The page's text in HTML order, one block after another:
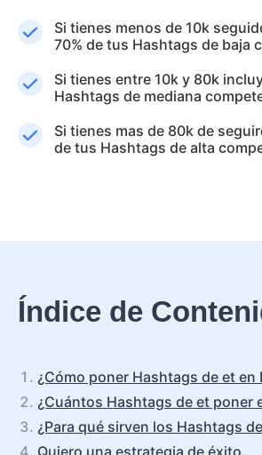
Si tienes menos de 10k
70% de tus Hashtags de baja
Si tienes entre 10k y 80k
Hashtags de mediana
Si tienes mas de 80k de
de tus Hashtags de alta
Índice de
¿Cómo poner Hashtags de et en
¿Cuántos Hashtags de et poner
¿Para qué sirven los Hashtags
Quiero una estrategia de éxito.